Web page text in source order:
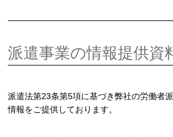
派遣事業の情報提供資
派遣法第23条第5項に基づき弊社の労働者
情報をご提供しております。